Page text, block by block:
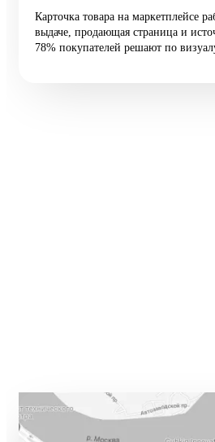
Карточка товара на маркетплейсе
выдаче, продающая страница и
78% покупателей решают по